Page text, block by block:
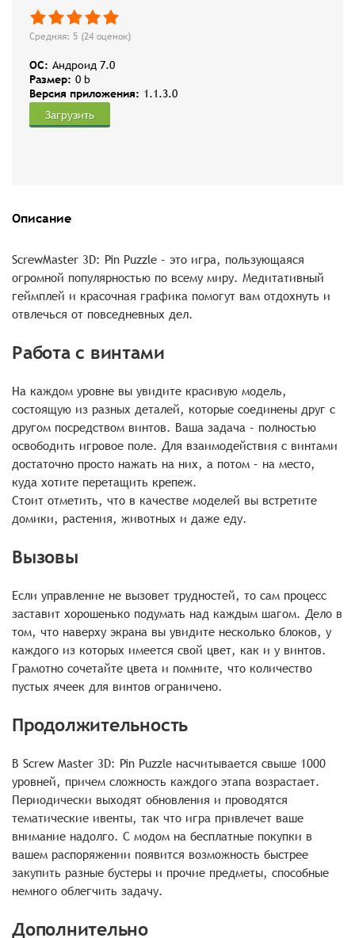
Средняя: 5 (24 оценок)
OC: Андроид 7.0
Размер: 0 b
Версия приложения: 1.1.3.0
Загрузить
Описание
ScrewMaster 3D: Pin Puzzle – это игра, пользующаяся
огромной популярностью по всему миру. Медитативный
геймплей и красочная графика помогут вам отдохнуть и
отвлечься от повседневных дел.
Работа с винтами
На каждом уровне вы увидите красивую модель,
состоящую из разных деталей, которые соединены друг с
другом посредством винтов. Ваша задача – полностью
освободить игровое поле. Для взаимодействия с винтами
достаточно просто нажать на них, а потом – на место,
куда хотите перетащить крепеж.
Стоит отметить, что в качестве моделей вы встретите
домики, растения, животных и даже еду.
Вызовы
Если управление не вызовет трудностей, то сам процесс
заставит хорошенько подумать над каждым шагом. Дело в
том, что наверху экрана вы увидите несколько блоков, у
каждого из которых имеется свой цвет, как и у винтов.
Грамотно сочетайте цвета и помните, что количество
пустых ячеек для винтов ограничено.
Продолжительность
В Screw Master 3D: Pin Puzzle насчитывается свыше 1000
уровней, причем сложность каждого этапа возрастает.
Периодически выходят обновления и проводятся
тематические ивенты, так что игра привлечет ваше
внимание надолго. С модом на бесплатные покупки в
вашем распоряжении появится возможность быстрее
закупить разные бустеры и прочие предметы, способные
немного облегчить задачу.
Дополнительно